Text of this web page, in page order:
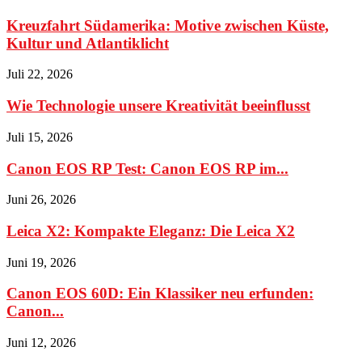
Kreuzfahrt Südamerika: Motive zwischen Küste,
Kultur und Atlantiklicht
Juli 22, 2026
Wie Technologie unsere Kreativität beeinflusst
Juli 15, 2026
Canon EOS RP Test: Canon EOS RP im...
Juni 26, 2026
Leica X2: Kompakte Eleganz: Die Leica X2
Juni 19, 2026
Canon EOS 60D: Ein Klassiker neu erfunden:
Canon...
Juni 12, 2026